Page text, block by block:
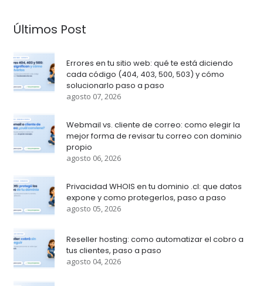
Últimos Post
Errores en tu sitio web: qué te está diciendo
cada código (404, 403, 500, 503) y cómo
solucionarlo paso a paso
agosto 07, 2026
Webmail vs. cliente de correo: como elegir la
mejor forma de revisar tu correo con dominio
propio
agosto 06, 2026
Privacidad WHOIS en tu dominio .cl: que datos
expone y como protegerlos, paso a paso
agosto 05, 2026
Reseller hosting: como automatizar el cobro a
tus clientes, paso a paso
agosto 04, 2026